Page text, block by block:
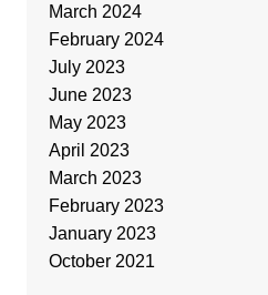
March 2024
February 2024
July 2023
June 2023
May 2023
April 2023
March 2023
February 2023
January 2023
October 2021